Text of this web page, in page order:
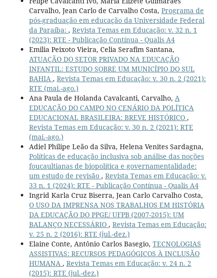
Carvalho, Jean Carlo de Carvalho Costa, Programa de
pós-graduação em educação da Universidade Federal
da Paraíba: , Revista Temas em Educação: v. 32 n. 1
(2023): RTE - Publicação Contínua - Qualis A4
Emilia Peixoto Vieira, Celia Serafim Santana,
ATUAÇÃO DO SETOR PRIVADO NA EDUCAÇÃO
INFANTIL: ESTUDO SOBRE UM MUNICÍPIO DO SUL
BAHIA , Revista Temas em Educação: v. 30 n. 2 (2021):
RTE (mai.-ago.)
Ana Paula de Holanda Cavalcanti, Carvalho, A
EDUCAÇÃO DO CAMPO NO CENÁRIO DA POLÍTICA
EDUCACIONAL BRASILEIRA: BREVE HISTÓRICO ,
Revista Temas em Educação: v. 30 n. 2 (2021): RTE
(mai.-ago.)
Adiel Philipe Leão da Silva, Helena Venites Sardagna,
Políticas de educação inclusiva sob análise das noções
foucaultianas de biopolítica e governamentalidade:
um estudo de revisão , Revista Temas em Educação: v.
33 n. 1 (2024): RTE - Publicação Contínua - Qualis A4
Ingrid Karla Cruz Biserra, Jean Carlo Carvalho Costa,
O USO DA IMPRENSA NOS TRABALHOS EM HISTÓRIA
DA EDUCAÇÃO DO PPGE/ UFPB (2007-2015): UM
BALANÇO NECESSÁRIO , Revista Temas em Educação:
v. 25 n. 2 (2016): RTE (jul.-dez.)
Elaine Conte, Antônio Carlos Basegio, TECNOLOGIAS
ASSISTIVAS: RECURSOS PEDAGÓGICOS À INCLUSÃO
HUMANA , Revista Temas em Educação: v. 24 n. 2
(2015): RTE (jul.-dez.)